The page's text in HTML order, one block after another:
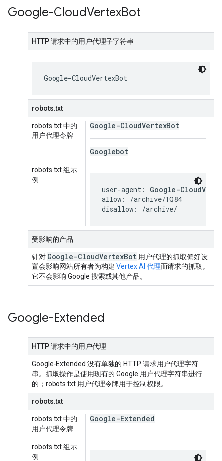
Google-CloudVertexBot
HTTP 请求中的用户代理子字符串
Google-CloudVertexBot
robots.txt
robots.txt 中的
用户代理令牌
Google-CloudVertexBot
Googlebot
robots.txt 组示
例
user-agent: Google-
allow: /archive/1Q84
disallow: /archive/
受影响的产品
针对 Google-CloudVertexBot 用户代理的抓取偏好设
置会影响网站所有者为构建 Vertex AI 代理而请求的抓取。
它不会影响 Google 搜索或其他产品。
Google-Extended
HTTP 请求中的用户代理
Google-Extended 没有单独的 HTTP 请求用户代理字符
串。抓取操作是使用现有的 Google 用户代理字符串进行
的；robots.txt 用户代理令牌用于控制权限。
robots.txt
robots.txt 中的
用户代理令牌
Google-Extended
robots.txt 组示
例